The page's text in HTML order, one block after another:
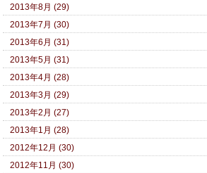
2013年8月 (29)
2013年7月 (30)
2013年6月 (31)
2013年5月 (31)
2013年4月 (28)
2013年3月 (29)
2013年2月 (27)
2013年1月 (28)
2012年12月 (30)
2012年11月 (30)